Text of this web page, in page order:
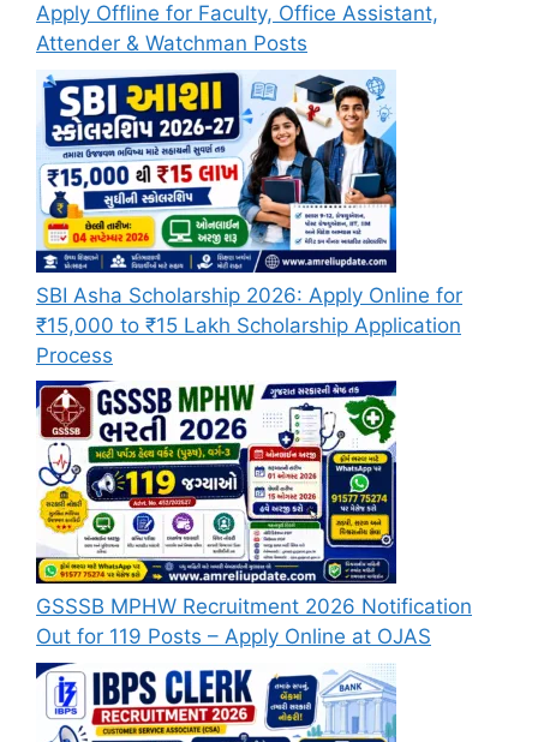
Apply Offline for Faculty, Office Assistant,
Attender & Watchman Posts
SBI Asha Scholarship 2026: Apply Online for
₹15,000 to ₹15 Lakh Scholarship Application
Process
GSSSB MPHW Recruitment 2026 Notification
Out for 119 Posts – Apply Online at OJAS